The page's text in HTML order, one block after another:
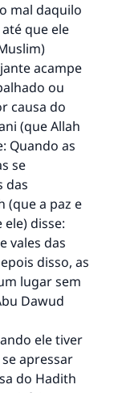
mal daquilo
que ele
acampe
ou
causa do
(que Allah
Quando as
se
das
(que a paz e
disse:
vales das
disso, as
lugar sem
Dawud
ele tiver
apressar
do Hadith